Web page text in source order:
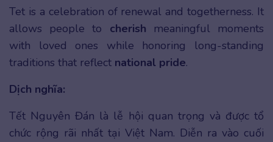
Tet is a celebration of renewal and togetherness. It
allows people to cherish meaningful moments
with loved ones while honoring long-standing
traditions that reflect national pride.
Dịch nghĩa:
Tết Nguyên Đán là lễ hội quan trọng và được tổ
chức rộng rãi nhất tại Việt Nam. Diễn ra vào cuối